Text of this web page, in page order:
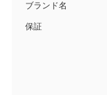
ブランド名
保証